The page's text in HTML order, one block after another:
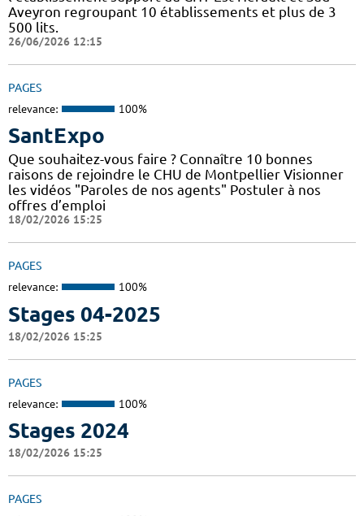
Aveyron regroupant 10 établissements et plus de 3
500 lits.
26/06/2026 12:15
PAGES
relevance: 100%
SantExpo
Que souhaitez-vous faire ? Connaître 10 bonnes
raisons de rejoindre le CHU de Montpellier Visionner
les vidéos "Paroles de nos agents" Postuler à nos
offres d’emploi
18/02/2026 15:25
PAGES
relevance: 100%
Stages 04-2025
18/02/2026 15:25
PAGES
relevance: 100%
Stages 2024
18/02/2026 15:25
PAGES